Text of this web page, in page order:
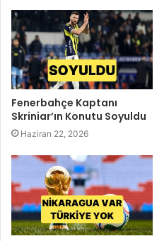
Fenerbahçe Kaptanı
Skriniar’ın Konutu Soyuldu
Haziran 22, 2026